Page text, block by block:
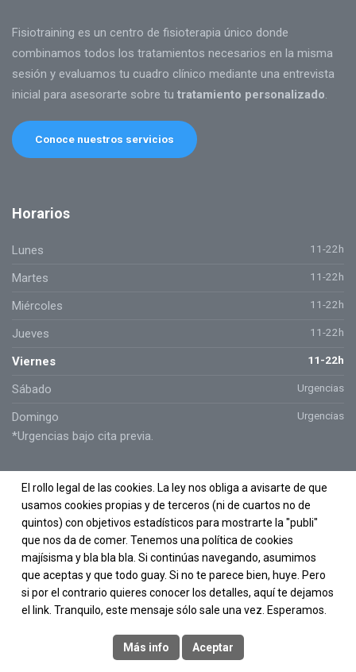
Fisiotraining es un centro de fisioterapia único donde
combinamos todos los tratamientos necesarios en la misma
sesión y evaluamos tu cuadro clínico mediante una entrevista
inicial para asesorarte sobre tu tratamiento personalizado.
Conoce nuestros servicios
Horarios
Lunes 11-22h
Martes 11-22h
Miércoles 11-22h
Jueves 11-22h
Viernes 11-22h
Sábado Urgencias
Domingo Urgencias
*Urgencias bajo cita previa.
Copyright ©2023 Fisiotrainig. Todos los derechos reservados.
Aviso legal
Política de protección de datos
El rollo legal de las cookies. La ley nos obliga a avisarte de que
usamos cookies propias y de terceros (ni de cuartos no de
quintos) con objetivos estadísticos para mostrarte la "publi"
que nos da de comer. Tenemos una política de cookies
majísisma y bla bla bla. Si continúas navegando, asumimos
que aceptas y que todo guay. Si no te parece bien, huye. Pero
si por el contrario quieres conocer los detalles, aquí te dejamos
el link. Tranquilo, este mensaje sólo sale una vez. Esperamos.
Más info Aceptar